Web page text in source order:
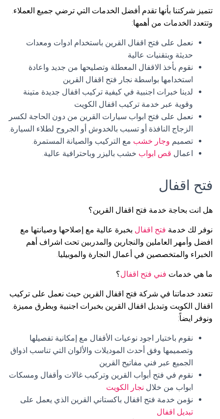
تتميز شركتنا بأنها تقدم أفضل الخدمات التي ترضي جميع العملاء.
وتتعدد الخدمات من أهمها:
نعمل على فتح اقفال القرين باستخدام ادوات ومعدات
حديثة وبتقنيات عالية
نقوم بأخذ الاقفال المعطلة وتصليحها من جديد واعادة
استخدامها بواسطة نجار فتح اقفال القرين
لدينا خبرات اجنبية في كيفية تركيب اقفال جديدة متينة
وقوية عبر خدمة تركيب اقفال الكويت
نعمل على فتح ابواب سيارات القرين من دون الحاجة لكسر
الزجاج النافذة أو تسبب بالخدوش أو الجروح لطلاء السيارة.
تصميم وجار خشب مع التركيب والصيانة المستمرة.
اعمال قص ابواب خشب باليزر وباحترافية عالية.
فتح اقفال
هل انت بحاجة خدمة فتح اقفال القرين؟
نوفر لك خدمة فتح اقفال بخبرة عالية مع إصلاحها وصيانتها مع
افضل وأمهر العاملين والنجارين والمدربين تحت اشراف أهم
الخبراء والمتخصصين في أعمال النجارة والموبيليا.
ما هي خدمات فني فتح اقفال؟
تتعدد خدماتنا في شركة فتح اقفال القرين حيث نعمل على تركيب
اقفال الكويت وتبديل اقفال القرين بخبرات اجنبية وبطرق مميزة.
ونوفر ايضاً:
نقوم باختيار اجود نوعيات الأقفال مع إمكانية تفصيلها
وتصميمها وفق أحدث الموديلات والألوان التي تناسب اذواق
الجميع عبر فني مفاتيح القرين
نقوم في فتح أبواب القرين وتركيب غالات وأقفال ومسكات
ابواب من خلال نجار الكويت
نؤمن خدمة فتح اقفال باكستاني القرين الذي يعمل على
تبديل اقفال